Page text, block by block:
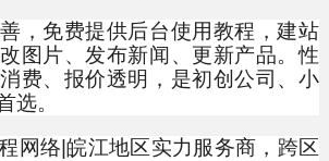
免费提供后台使用教程，建站
图片、发布新闻、更新产品。性
费、报价透明，是初创公司、小
选。
络|皖江地区实力服务商，跨区